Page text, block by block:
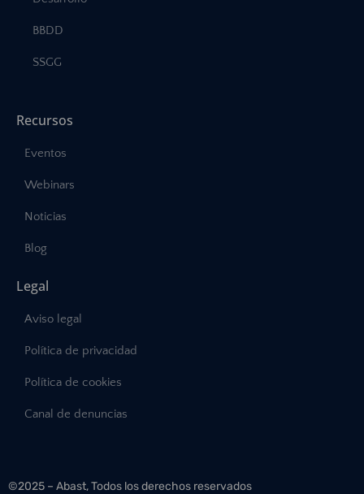
BBDD
SSGG
Recursos
Eventos
Webinars
Noticias
Blog
Legal
Aviso legal
Política de privacidad
Política de cookies
Canal de denuncias
©2025 – Abast, Todos los derechos reservados